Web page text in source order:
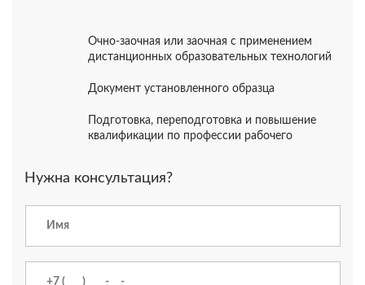
Очно-заочная или заочная с применением
дистанционных образовательных технологий
Документ установленного образца
Подготовка, переподготовка и повышение
квалификации по профессии рабочего
Нужна консультация?